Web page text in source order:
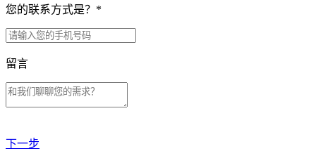
您的联系方式是？ *
留言
下一步